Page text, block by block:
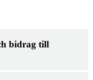
bidrag till